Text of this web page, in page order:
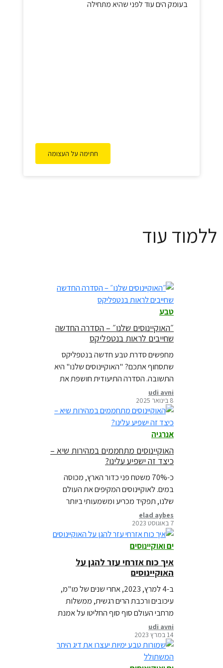
בעומק הים עוד לפני שהיא מתחילה
חתימה על העצומה
ללמוד עוד
טבע
״האוקיינוסים שלנו״ – הסדרה החדשה
שחייבים לראות בנטפליקס
מחפשים סדרת טבע חדשה בנטפליקס
שתסחוף אתכם? "האוקיינוסים שלנו" היא
התשובה. הסדרה התיעודית חושפת את
המגוון הביולוגי המדהים ואת האיומים
החמורים הניצבים בפני האוקיינוסים שלנו
udi avni
8 בינואר 2025
אנרגיה
האוקיינוסים מתחממים במהירות שיא –
כיצד זה ישפיע עלינו?
כ-70% משטח פני כדור הארץ, מכוסה
במים. לאוקיינוסים המקיפים את העולם
שלנו, תפקיד מכריע ומשמעותי ביותר
לחיים על פני היבשה. בחצי השנה האחרונה
מתחממים פני הים של האוקיינוסים ושוברים
שיאים שלא נמדדו קודם לכן. מה זה אומר?
elad aybes
7 באוגוסט 2023
ים ואוקיינוסים
איך כוח אזרחי עזר להגן על
האוקיינוסים
ב-4 למרץ, 2023, אחרי שנים של מו"מ,
עיכובים ורכבת הרים רגשית, ממשלות
מרחבי העולם סוף סוף החליטו על אמנת
אוקיינוסים בינלאומית – מה זה אומר ומה
הלאה?
udi avni
14 במרץ 2023